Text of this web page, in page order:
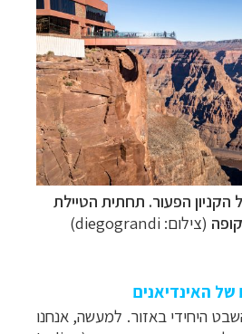
הקניון הפעור. תחתית הטיילת
(צילום: diegograndi)
של האינדיאנים
היחידי באזור. למעשה, אנחנו